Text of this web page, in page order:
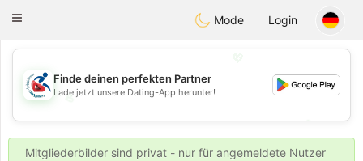
Handi Space
Toggle
Mode Login
💖
💕
💕
Finde deinen perfekten Partner
Lade jetzt unsere Dating-App herunter!
Mitgliederbilder sind privat - nur für angemeldete Nutzer